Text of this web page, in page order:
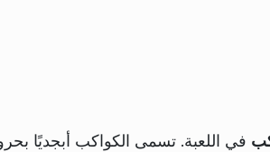
في اللعبة. تسمى الكواكب أبجديًا